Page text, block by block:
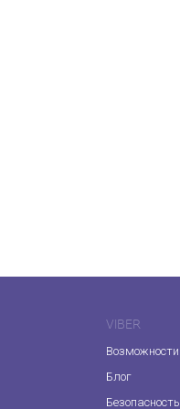
VIBER
Возможности
Блог
Безопасность